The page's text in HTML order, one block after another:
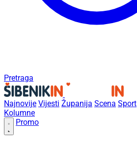
Pretraga
Najnovije Vijesti Županija Scena Sport
Kolumne
Promo